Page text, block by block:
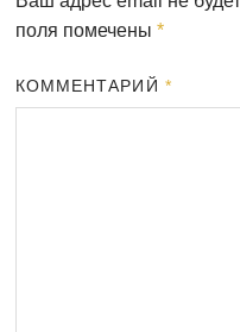
поля помечены *
КОММЕНТАРИЙ *